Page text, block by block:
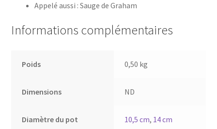
Appelé aussi : Sauge de Graham
Informations complémentaires
Poids 0,50 kg
Dimensions ND
Diamètre du pot 10,5 cm, 14 cm